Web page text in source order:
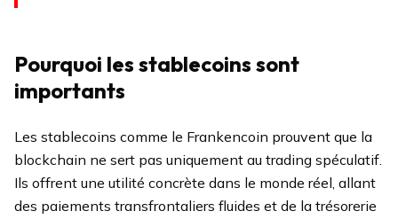
Pourquoi les stablecoins sont
importants
Les stablecoins comme le Frankencoin prouvent que la
blockchain ne sert pas uniquement au trading spéculatif.
Ils offrent une utilité concrète dans le monde réel, allant
des paiements transfrontaliers fluides et de la trésorerie